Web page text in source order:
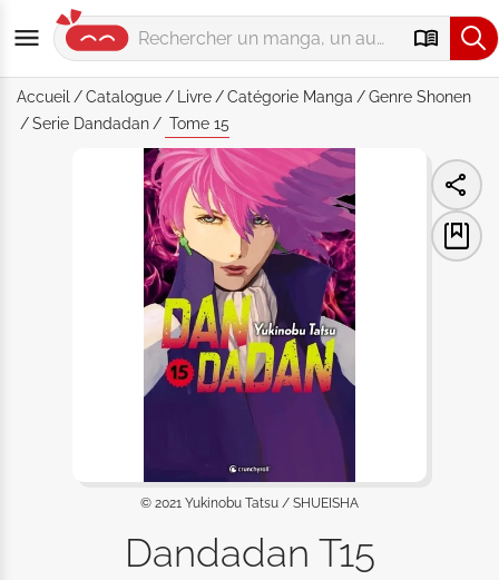
Accueil Catalogue Livre Catégorie Manga Genre Shonen
Serie Dandadan Tome 15
© 2021 Yukinobu Tatsu / SHUEISHA
Dandadan T15